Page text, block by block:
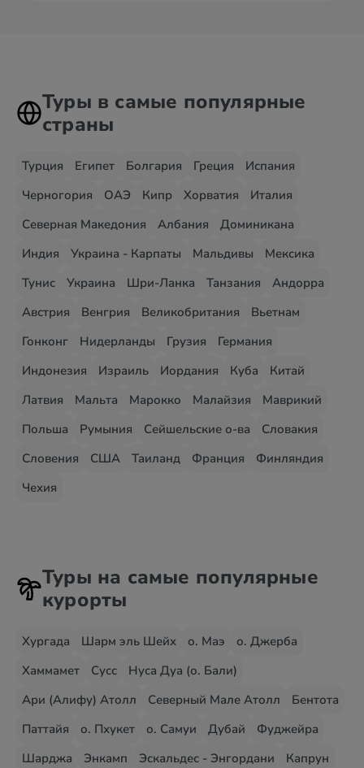
Туры в самые популярные
страны
Турция Египет Болгария Греция
Испания
Черногория
ОАЭ Кипр Хорватия
Италия
Северная Македония
Албания
Доминикана
Индия
Украина - Карпаты Мальдивы
Мексика
Тунис
Украина Шри-Ланка Танзания
Андорра
Австрия
Венгрия Великобритания
Вьетнам
Гонконг
Нидерланды Грузия
Германия
Индонезия
Израиль Иордания Куба
Китай
Латвия
Мальта Марокко Малайзия
Маврикий
Польша
Румыния Сейшельские о-ва
Словакия
Словения
США Таиланд Франция
Финляндия
Чехия
Туры на самые популярные
курорты
Хургада Шарм эль Шейх о. Маэ
о. Джерба
Хаммамет
Сусс
Нуса Дуа (о. Бали)
Ари (Алифу) Атолл
Северный Мале Атолл
Бентота
Паттайя
о. Пхукет о. Самуи Дубай
Фуджейра
Шарджа
Энкамп Эскальдес - Энгордани
Капрун